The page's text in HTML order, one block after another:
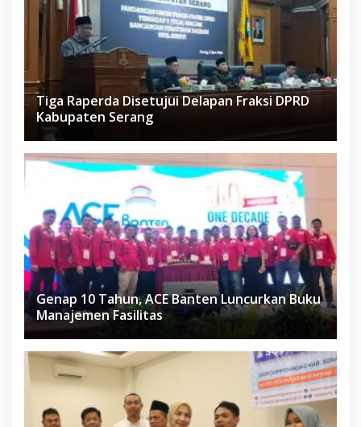
Tiga Raperda Disetujui Delapan Fraksi DPRD
Kabupaten Serang
Genap 10 Tahun, ACE Banten Luncurkan Buku
Manajemen Fasilitas